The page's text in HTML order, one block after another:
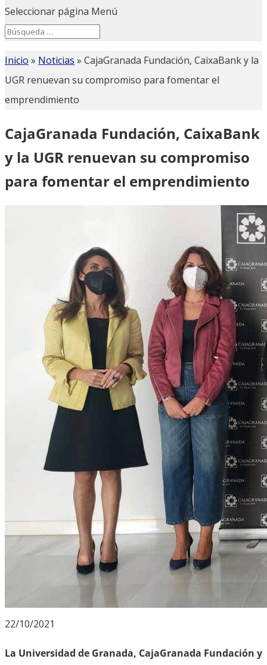
Seleccionar página Menú
Search
for...
Inicio » Noticias » CajaGranada Fundación, CaixaBank y la
UGR renuevan su compromiso para fomentar el
emprendimiento
CajaGranada Fundación, CaixaBank
y la UGR renuevan su compromiso
para fomentar el emprendimiento
22/10/2021
La Universidad de Granada, CajaGranada Fundación y